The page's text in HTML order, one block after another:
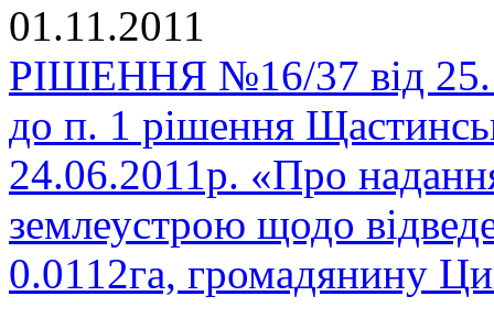
01.11.2011
РІШЕННЯ №16/37 від
до п. 1 рішення
24.06.2011р. «Про
землеустрою щодо
0.0112га, громадянину